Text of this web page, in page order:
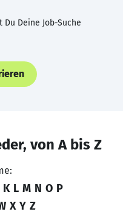
Deine Job-Suche
von A bis Z
K L M N O P
X Y Z